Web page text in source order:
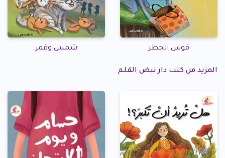
قوس الخطر شمس وقمر
المزيد من كتب دار نبض القلم